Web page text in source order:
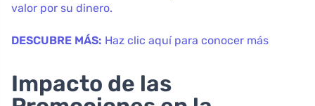
valor por su dinero.
DESCUBRE MÁS: Haz clic aquí para conocer más
Impacto de las